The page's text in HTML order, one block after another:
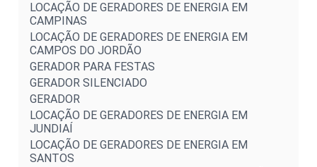
LOCAÇÃO DE GERADORES DE ENERGIA EM
CAMPINAS
LOCAÇÃO DE GERADORES DE ENERGIA EM
CAMPOS DO JORDÃO
GERADOR PARA FESTAS
GERADOR SILENCIADO
GERADOR
LOCAÇÃO DE GERADORES DE ENERGIA EM
JUNDIAÍ
LOCAÇÃO DE GERADORES DE ENERGIA EM
SANTOS